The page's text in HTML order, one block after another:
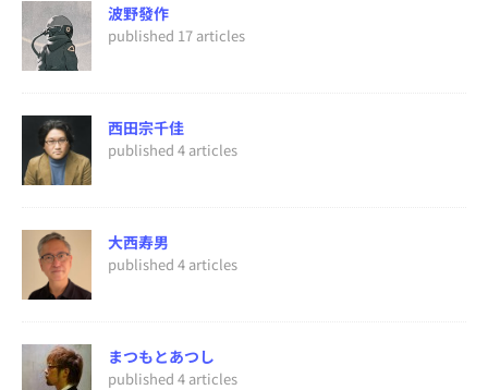
波野發作
published 17 articles
西田宗千佳
published 4 articles
大西寿男
published 4 articles
まつもとあつし
published 4 articles